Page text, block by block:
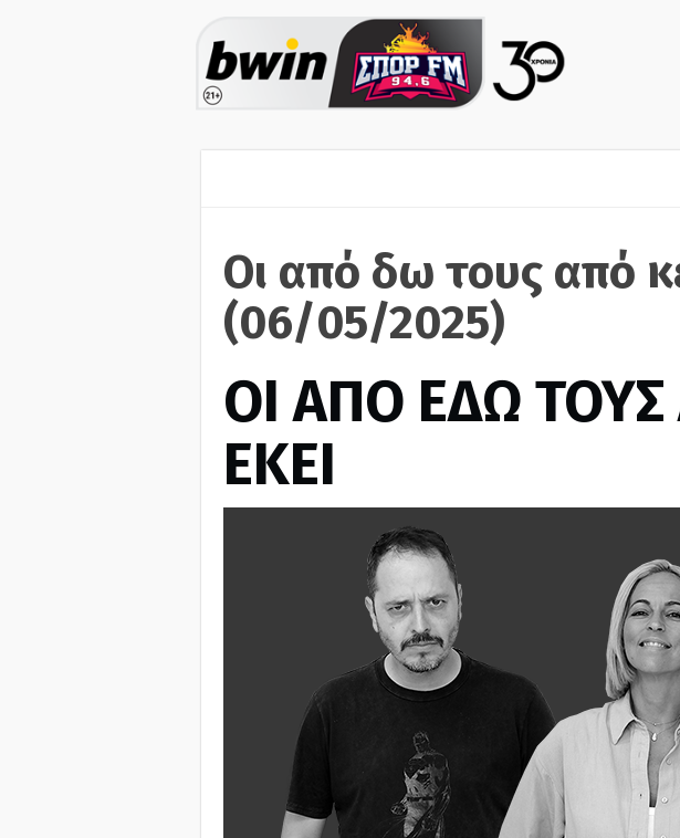
Οι από δω τους από
(06/05/2025)
ΟΙ ΑΠΟ ΕΔΩ
ΕΚΕΙ